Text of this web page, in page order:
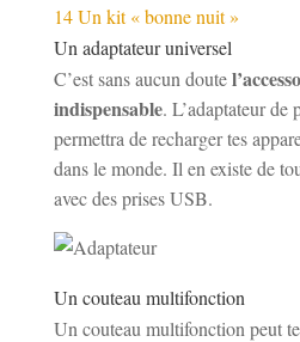
14 Un kit « bonne nuit »
Un adaptateur universel
C’est sans aucun doute
indispensable. L’adaptateur de
permettra de recharger tes
dans le monde. Il en existe de
avec des prises USB.
Un couteau multifonction
Un couteau multifonction peut